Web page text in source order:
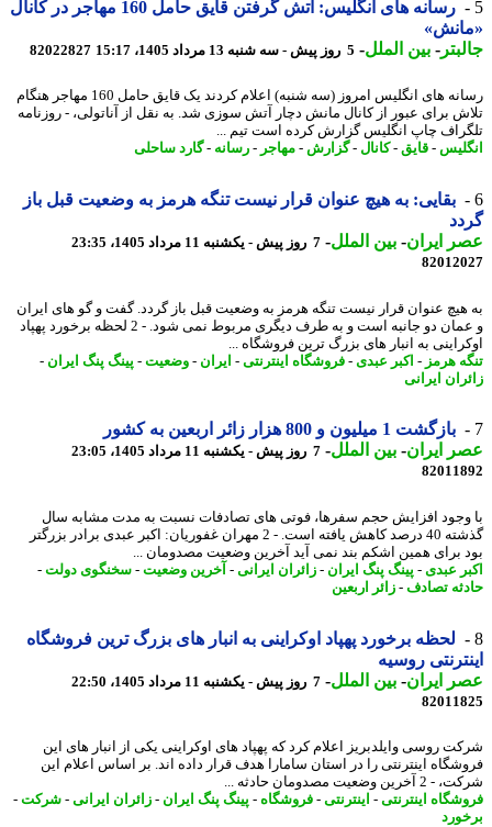
رسانه های انگلیس: آتش گرفتن قایق حامل 160 مهاجر در کانال
-بین الملل-5 روز پیش - سه شنبه 13 مرداد 1405، 15:17 82022827
رسانه های انگلیس امروز (سه شنبه) اعلام کردند یک قایق حامل 160 مهاجر هنگام
برای عبور از کانال مانش دچار آتش سوزی شد. به نقل از آناتولی، - روزنامه
چاپ انگلیس گزارش کرده است تیم ...
-قایق-کانال-گزارش -مهاجر-رسانه-گارد ساحلی
بقایی: به هیچ عنوان قرار نیست تنگه هرمز به وضعیت قبل باز
ایران- بین الملل-7 روز پیش - یکشنبه 11 مرداد 1405، 23:35
عنوان قرار نیست تنگه هرمز به وضعیت قبل باز گردد. گفت و گو های ایران
و عمان دو جانبه است و به طرف دیگری مربوط نمی شود. - 2 لحظه برخورد پهپاد
به انبار های بزرگ ترین فروشگاه ...
هرمز- اکبر عبدی-فروشگاه اینترنتی-ایران - وضعیت-پینگ پنگ ایران -
ایرانی
بازگشت 1 میلیون و 800 هزار زائر اربعین به کشور
ایران- بین الملل-7 روز پیش - یکشنبه 11 مرداد 1405، 23:05
افزایش حجم سفرها، فوتی های تصادفات نسبت به مدت مشابه سال
گذشته 40 درصد کاهش یافته است. - 2 مهران غفوریان: اکبر عبدی برادر بزرگتر
برای همین اشکم بند نمی آید آخرین وضعیت مصدومان ...
عبدی-پینگ پنگ ایران - زائران ایرانی- آخرین وضعیت-سخنگوی دولت-
تصادف-زائر اربعین
لحظه برخورد پهپاد اوکراینی به انبار های بزرگ ترین فروشگاه
روسیه
ایران- بین الملل-7 روز پیش - یکشنبه 11 مرداد 1405، 22:50
روسی وایلدبریز اعلام کرد که پهپاد های اوکراینی یکی از انبار های این
اینترنتی را در استان سامارا هدف قرار داده اند. بر اساس اعلام این
وضعیت مصدومان حادثه ...
اینترنتی-اینترنتی-فروشگاه-پینگ پنگ ایران - زائران ایرانی- شرکت-